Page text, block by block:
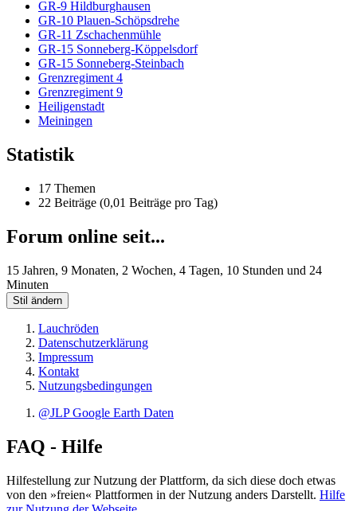
GR-9 Hildburghausen
GR-10 Plauen-Schöpsdrehe
GR-11 Zschachenmühle
GR-15 Sonneberg-Köppelsdorf
GR-15 Sonneberg-Steinbach
Grenzregiment 4
Grenzregiment 9
Heiligenstadt
Meiningen
Statistik
17 Themen
22 Beiträge (0,01 Beiträge pro Tag)
Forum online seit...
15 Jahren, 9 Monaten, 2 Wochen, 4 Tagen, 10 Stunden und 24
Minuten
Stil ändern
Lauchröden
Datenschutzerklärung
Impressum
Kontakt
Nutzungsbedingungen
@JLP Google Earth Daten
FAQ - Hilfe
Hilfestellung zur Nutzung der Plattform, da sich diese doch etwas
von den »freien« Plattformen in der Nutzung anders Darstellt. Hilfe